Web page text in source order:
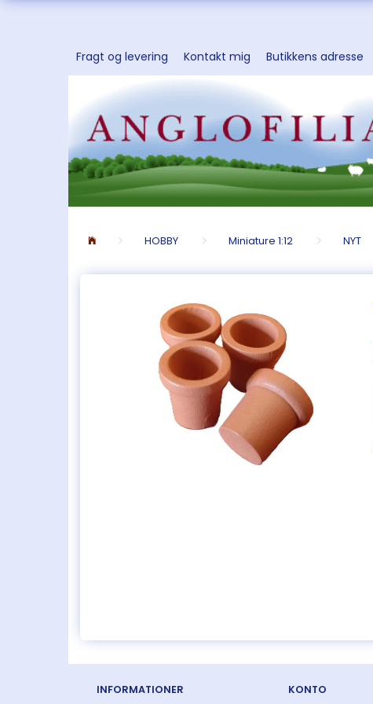
Fragt og levering Kontakt mig Butikkens adresse
HOBBY Miniature 1:12 NYT
INFORMATIONER KONTO